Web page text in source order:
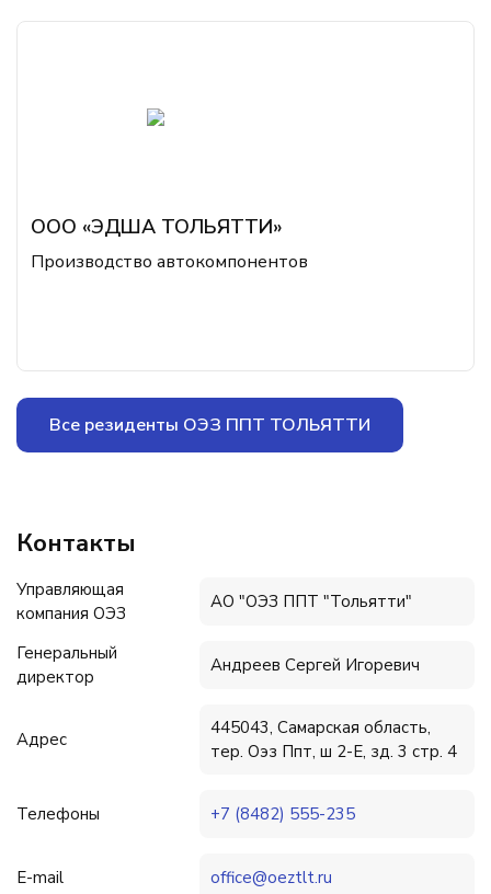
ООО «ЭДША ТОЛЬЯТТИ»
Производство автокомпонентов
Все резиденты ОЭЗ ППТ ТОЛЬЯТТИ
Контакты
Управляющая
компания ОЭЗ
АО "ОЭЗ ППТ "Тольятти"
Генеральный
директор
Андреев Сергей Игоревич
Адрес
445043, Самарская область,
тер. Оэз Ппт, ш 2-Е, зд. 3 стр. 4
Телефоны +7 (8482) 555-235
E-mail office@oeztlt.ru